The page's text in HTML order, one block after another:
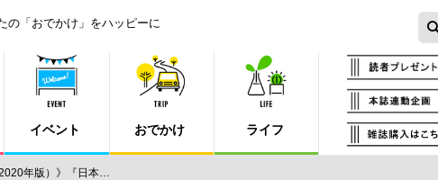
の「おでかけ」をハッピーに
イベント おでかけ ライフ
年版）》『日本…